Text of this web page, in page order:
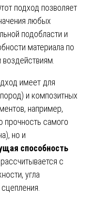
подход позволяет
любых
подобласти и
материала по
имеет для
и композитных
например,
прочность самого
но и
способность
с
угла